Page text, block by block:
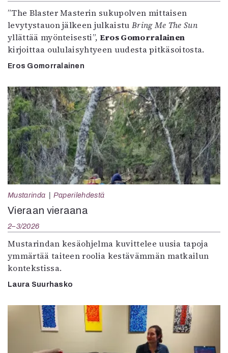
”The Blaster Masterin sukupolven mittaisen
levytystauon jälkeen julkaistu Bring Me The Sun
yllättää myönteisesti”, Eros Gomorralainen
kirjoittaa oululaisyhtyeen uudesta pitkäsoitosta.
Eros Gomorralainen
Mustarinda Paperilehdestä
Vieraan vieraana
2–3/2026
Mustarindan kesäohjelma kuvittelee uusia tapoja
ymmärtää taiteen roolia kestävämmän matkailun
kontekstissa.
Laura Suurhasko